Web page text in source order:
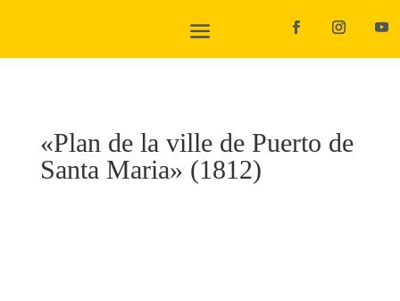
«Plan de la ville de Puerto de
Santa Maria» (1812)